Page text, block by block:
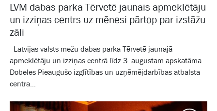
LVM dabas parka Tērvetē jaunais apmeklētāju
un izziņas centrs uz mēnesi pārtop par izstāžu
zāli
Latvijas valsts mežu dabas parka Tērvetē jaunajā
apmeklētāju un izziņas centrā līdz 3. augustam apskatāma
Dobeles Pieaugušo izglītības un uzņēmējdarbības atbalsta
centra...